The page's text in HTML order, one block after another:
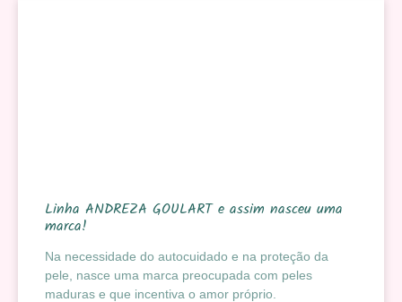
Linha ANDREZA GOULART e assim nasceu uma
marca!
Na necessidade do autocuidado e na proteção da
pele, nasce uma marca preocupada com peles
maduras e que incentiva o amor próprio.